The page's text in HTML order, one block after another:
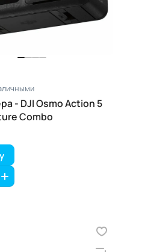
- DJI Osmo Action 5
Combo